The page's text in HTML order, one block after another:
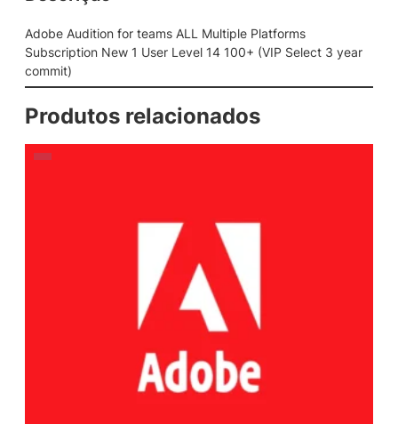
Adobe Audition for teams ALL Multiple Platforms
Subscription New 1 User Level 14 100+ (VIP Select 3 year
commit)
Produtos relacionados